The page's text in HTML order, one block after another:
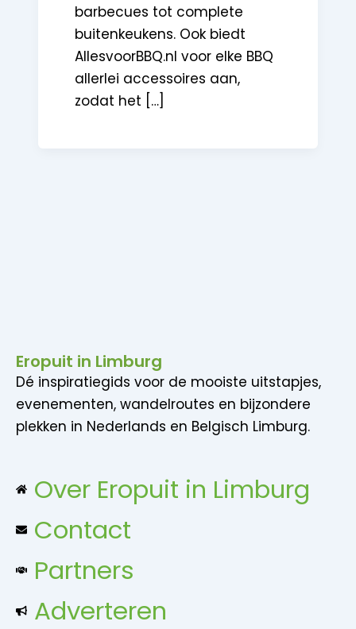
barbecues tot complete
buitenkeukens. Ook biedt
AllesvoorBBQ.nl voor elke BBQ
allerlei accessoires aan,
zodat het […]
Eropuit in Limburg
Dé inspiratiegids voor de mooiste uitstapjes,
evenementen, wandelroutes en bijzondere
plekken in Nederlands en Belgisch Limburg.
Over Eropuit in Limburg
Contact
Partners
Adverteren